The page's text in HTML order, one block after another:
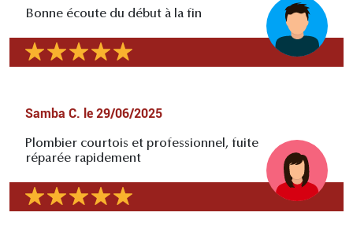
Bonne écoute du début à la fin
Samba C. le 29/06/2025
Plombier courtois et professionnel, fuite
réparée rapidement